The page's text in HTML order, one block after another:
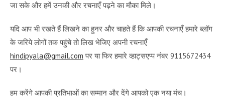
जा सके और हमें उनकी और रचनाएँ पढ़ने का मौका मिले।
यदि आप भी रखते हैं लिखने का हुनर और चाहते हैं कि आपकी रचनाएँ हमारे ब्लॉग
के जरिये लोगों तक पहुंचे तो लिख भेजिए अपनी रचनाएँ
hindipyala@gmail.com पर या फिर हमारे व्हाट्सएप्प नंबर 9115672434
पर।
हम करेंगे आपकी प्रतिभाओं का सम्मान और देंगे आपको एक नया मंच।